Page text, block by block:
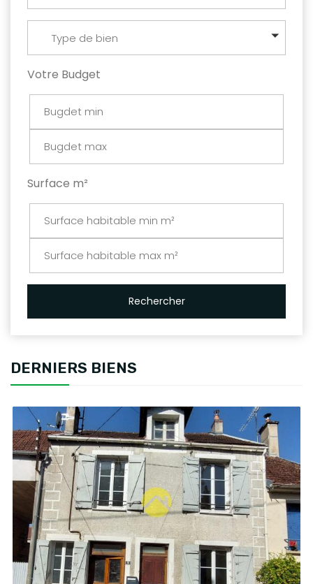
Type de bien
Votre Budget
Surface m²
Rechercher
DERNIERS BIENS